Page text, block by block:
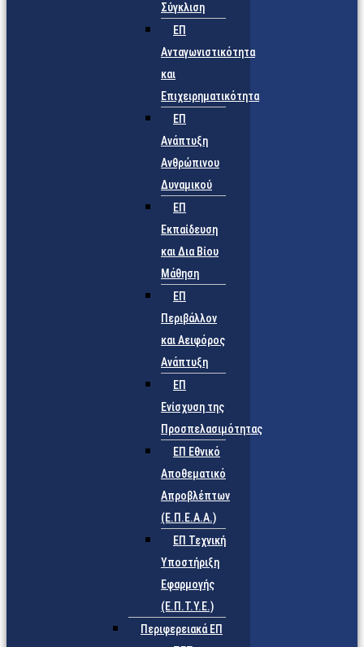
Σύγκλιση
ΕΠ
Ανταγωνιστικότητα
και
Επιχειρηματικότητα
ΕΠ
Ανάπτυξη
Ανθρώπινου
Δυναμικού
ΕΠ
Εκπαίδευση
και Δια Βίου
Μάθηση
ΕΠ
Περιβάλλον
και Αειφόρος
Ανάπτυξη
ΕΠ
Ενίσχυση της
Προσπελασιμότητας
ΕΠ Εθνικό
Αποθεματικό
Απροβλέπτων
(Ε.Π.Ε.Α.Α.)
ΕΠ Τεχνική
Υποστήριξη
Εφαρμογής
(Ε.Π.Τ.Υ.Ε.)
Περιφερειακά ΕΠ